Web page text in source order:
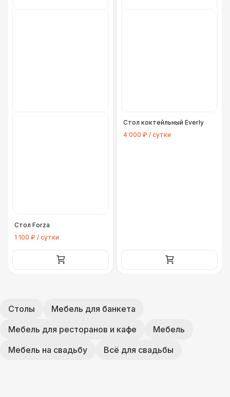
Стол Forza
1 100 ₽ / сутки
Стол коктейльный Еverly
4 000 ₽ / сутки
Столы
Мебель для банкета
Мебель для ресторанов и кафе
Мебель
Мебель на свадьбу
Всё для свадьбы